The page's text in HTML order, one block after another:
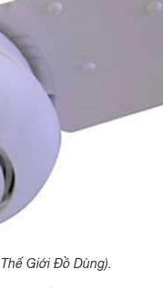
Giới Đồ Dùng).